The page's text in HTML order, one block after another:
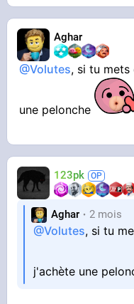
personne,
place).
On pourrait avoir
- enlève juste les
messages).
Sur le topic des
gens étaient
derniers, je pense
peut être très
Aghar
@Volutes, si tu mets
une pelonche
123pk
Aghar 2 mois
@Volutes, si tu
j'achète une